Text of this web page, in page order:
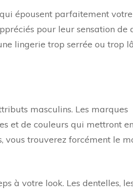
épousent parfaitement
pour leur sensation de
lingerie trop serrée ou trop
masculins. Les marques
et de couleurs qui mettront
vous trouverez forcément le
à votre look. Les dentelles,